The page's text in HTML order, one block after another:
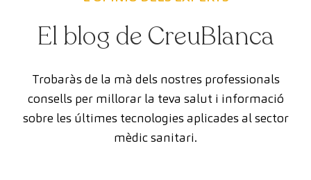
El blog de CreuBlanca
Trobaràs de la mà dels nostres professionals
consells per millorar la teva salut i informació
sobre les últimes tecnologies aplicades al sector
mèdic sanitari.